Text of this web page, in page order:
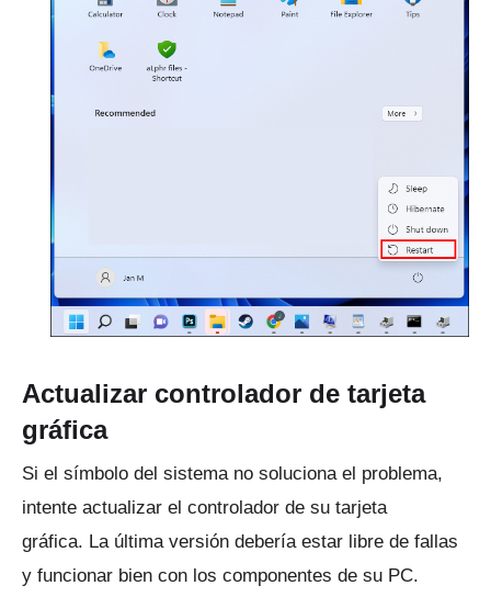
Actualizar controlador de tarjeta
gráfica
Si el símbolo del sistema no soluciona el problema,
intente actualizar el controlador de su tarjeta
gráfica. La última versión debería estar libre de fallas
y funcionar bien con los componentes de su PC.